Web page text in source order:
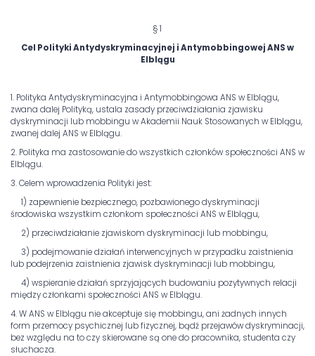
§ 1
Cel Polityki Antydyskryminacyjnej i Antymobbingowej ANS w
Elblągu
1. Polityka Antydyskryminacyjna i Antymobbingowa ANS w Elblągu,
zwana dalej Polityką, ustala zasady przeciwdziałania zjawisku
dyskryminacji lub mobbingu w Akademii Nauk Stosowanych w Elblągu,
zwanej dalej ANS w Elblągu.
2. Polityka ma zastosowanie do wszystkich członków społeczności ANS w
Elblągu.
3. Celem wprowadzenia Polityki jest:
1) zapewnienie bezpiecznego, pozbawionego dyskryminacji
środowiska wszystkim członkom społeczności ANS w Elblągu,
2) przeciwdziałanie zjawiskom dyskryminacji lub mobbingu,
3) podejmowanie działań interwencyjnych w przypadku zaistnienia
lub podejrzenia zaistnienia zjawisk dyskryminacji lub mobbingu,
4) wspieranie działań sprzyjających budowaniu pozytywnych relacji
między członkami społeczności ANS w Elblągu.
4. W ANS w Elblągu nie akceptuje się mobbingu, ani żadnych innych
form przemocy psychicznej lub fizycznej, bądź przejawów dyskryminacji,
bez względu na to czy skierowane są one do pracownika, studenta czy
słuchacza.